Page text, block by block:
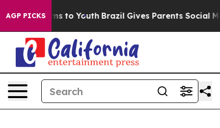
AGP PICKS
Harms to Youth Brazil Gives Parents Social